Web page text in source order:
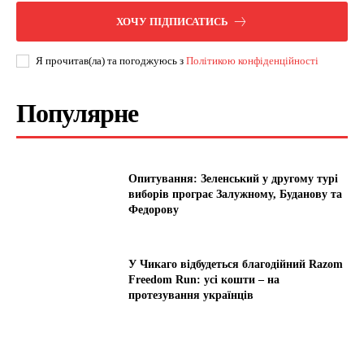
ХОЧУ ПІДПИСАТИСЬ
Я прочитав(ла) та погоджуюсь з Політикою конфіденційності
Популярне
Опитування: Зеленський у другому турі
виборів програє Залужному, Буданову та
Федорову
У Чикаго відбудеться благодійний Razom
Freedom Run: усі кошти – на
протезування українців